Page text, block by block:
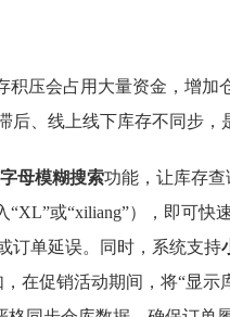
压会占用大量资金，增加
、线上线下库存不同步，
母模糊搜索功能，让库存
或“xiliang”），即可快
订单延误。同时，系统支持
在促销活动期间，将“显示